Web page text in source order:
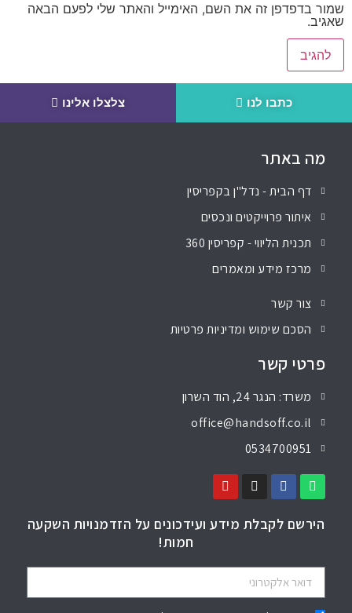
שמור בדפדפן זה את השם, האימייל והאתר שלי לפעם הבאה
שאגיב.
כתבו לנו צלצלו אלינו
מה באתר
דף הבית - נדל"ן בקפריסין
איתור פרוייקטים ונכסים
תכנית הליווי - קפריסין 360
מרכז מידע ומאמרים
צור קשר
הסכם שימוש ומדיניות פרטיות
פרטי קשר
משרד: הנגר 24, הוד השרון
office@handsoff.co.il
0534700951
הירשם לקבלת מידע ועידכונים על הזדמנויות השקעה
חמות!